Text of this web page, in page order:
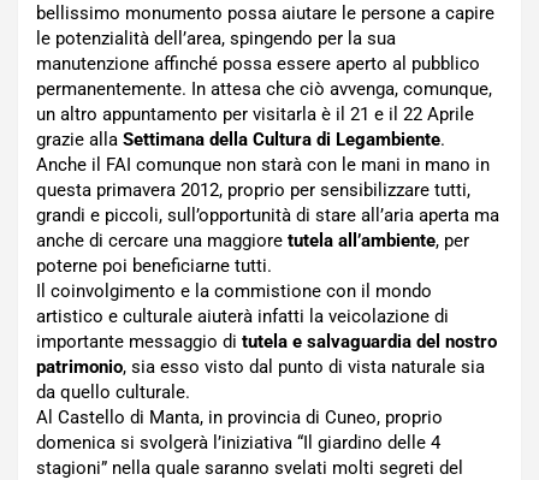
bellissimo monumento possa aiutare le persone a capire
le potenzialità dell’area, spingendo per la sua
manutenzione affinché possa essere aperto al pubblico
permanentemente. In attesa che ciò avvenga, comunque,
un altro appuntamento per visitarla è il 21 e il 22 Aprile
grazie alla Settimana della Cultura di Legambiente.
Anche il FAI comunque non starà con le mani in mano in
questa primavera 2012, proprio per sensibilizzare tutti,
grandi e piccoli, sull’opportunità di stare all’aria aperta ma
anche di cercare una maggiore tutela all’ambiente, per
poterne poi beneficiarne tutti.
Il coinvolgimento e la commistione con il mondo
artistico e culturale aiuterà infatti la veicolazione di
importante messaggio di tutela e salvaguardia del nostro
patrimonio, sia esso visto dal punto di vista naturale sia
da quello culturale.
Al Castello di Manta, in provincia di Cuneo, proprio
domenica si svolgerà l’iniziativa “Il giardino delle 4
stagioni” nella quale saranno svelati molti segreti del